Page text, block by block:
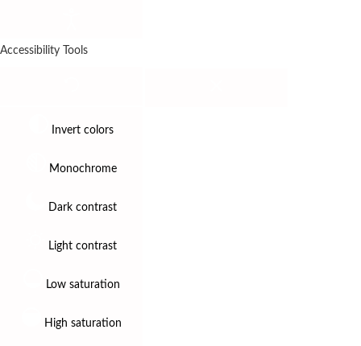
Accessibility Tools
Invert colors
Monochrome
Dark contrast
Light contrast
Low saturation
High saturation